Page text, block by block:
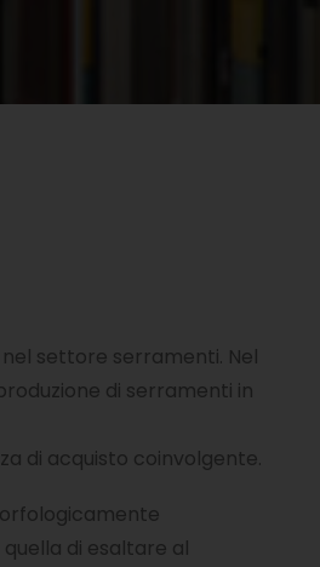
settore serramenti. Nel
di serramenti in
di acquisto coinvolgente.
di esaltare al